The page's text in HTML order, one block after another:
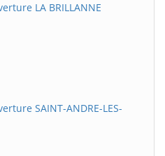
LA BRILLANNE
SAINT-ANDRE-LES-